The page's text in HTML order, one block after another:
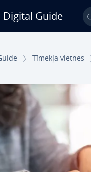
Digital Guide
Tīmekļa vietnes